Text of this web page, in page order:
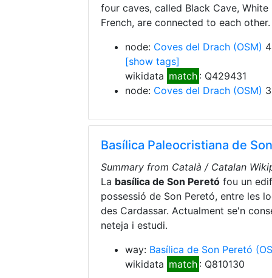
four caves, called Black Cave,
French, are connected to each other.
node: Coves del Drach (OSM)
[show tags]
wikidata match : Q429431
node: Coves del Drach (OSM)
Basílica Paleocristiana de
Summary from Català / Catalan
La basílica de Son Peretó fou un
possessió de Son Peretó, entre les
des Cardassar. Actualment se'n
neteja i estudi.
way: Basílica de Son Peretó
wikidata match : Q810130